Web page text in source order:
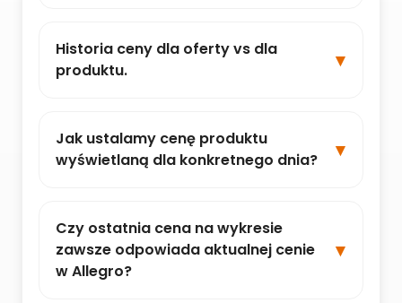
Historia ceny dla oferty vs dla
produktu.
Jak ustalamy cenę produktu
wyświetlaną dla konkretnego dnia?
Czy ostatnia cena na wykresie
zawsze odpowiada aktualnej cenie
w Allegro?